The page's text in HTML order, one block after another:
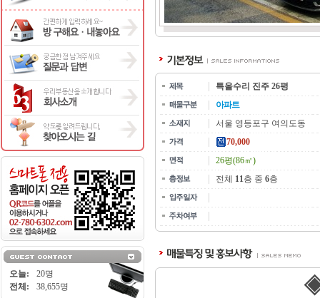
오늘:
20명
전체:
38,655명
특올수리 진주 26평
아파트
서울 영등포구 여의도동
70,000
26평(86㎡)
전체 11층 중 6층